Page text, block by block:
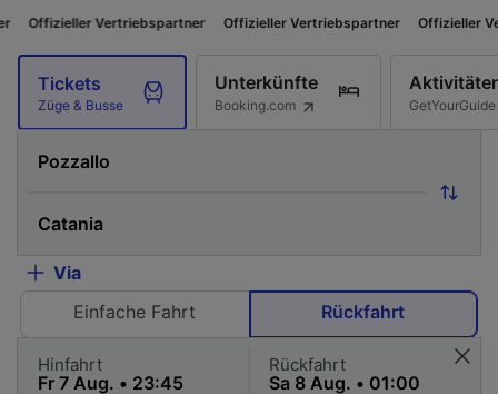
Vertriebspartner Offizieller Vertriebspartner Offizieller
Tickets
Züge & Busse
Unterkünfte
Booking.com GetYourGuide
Via
Einfache Fahrt
Rückfahrt
Hinfahrt Rückfahrt